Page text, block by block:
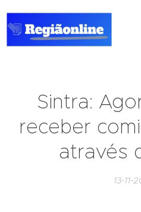
Sintra:
receber
através
13-11-